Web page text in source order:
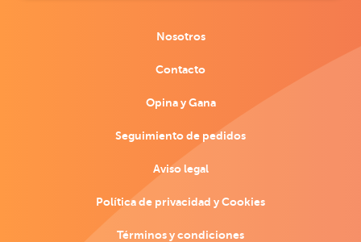
Nosotros
Contacto
Opina y Gana
Seguimiento de pedidos
Aviso legal
Política de privacidad y Cookies
Términos y condiciones